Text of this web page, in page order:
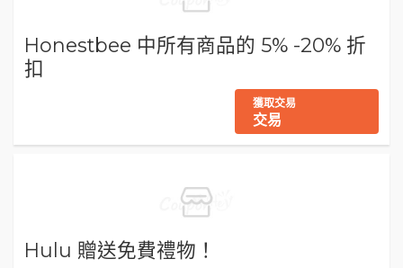
Honestbee 中所有商品的 5% -20% 折
扣
獲取交易
交易
Hulu 贈送免費禮物！